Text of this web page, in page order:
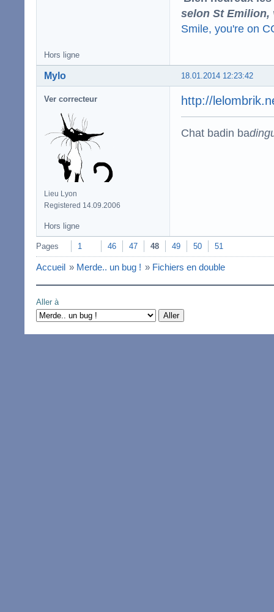
selon St Emilion,
Smile, you're on
Hors ligne
18.01.2014 12:23:42
Mylo
Ver correcteur
Lieu Lyon
Registered 14.09.2006
http://
Chat badin ba
Hors ligne
Pages 1 46 47 48 49 50 51
Accueil » Merde.. un bug ! » Fichiers en double
Aller à